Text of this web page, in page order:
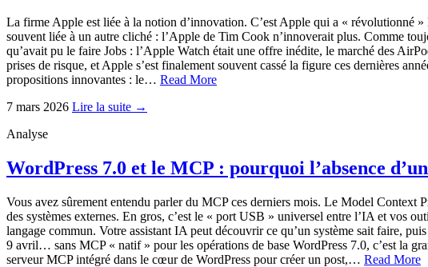
La firme Apple est liée à la notion d’innovation. C’est Apple qui a « révolutionné
souvent liée à un autre cliché : l’Apple de Tim Cook n’innoverait plus. Comme
qu’avait pu le faire Jobs : l’Apple Watch était une offre inédite, le marché des
prises de risque, et Apple s’est finalement souvent cassé la figure ces dernières
propositions innovantes : le… Read More
7 mars 2026 Lire la suite →
Analyse
WordPress 7.0 et le MCP : pourquoi l’absence
Vous avez sûrement entendu parler du MCP ces derniers mois. Le Model
des systèmes externes. En gros, c’est le « port USB » universel entre l’IA et vos
langage commun. Votre assistant IA peut découvrir ce qu’un système sait faire,
9 avril… sans MCP « natif » pour les opérations de base WordPress 7.0, c’est la
serveur MCP intégré dans le cœur de WordPress pour créer un post,… Read More